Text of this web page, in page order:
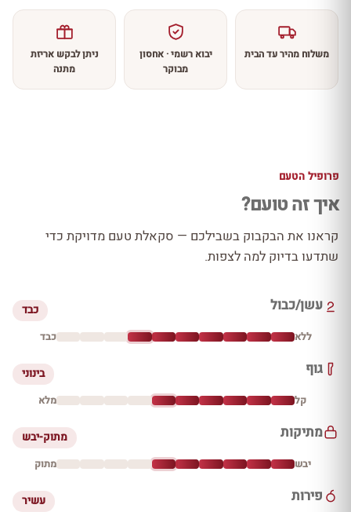
משלוח מהיר עד הבית
יבוא רשמי · אחסון
מבוקר
ניתן לבקש אריזת
מתנה
פרופיל הטעם
איך זה טועם?
קראנו את הבקבוק בשבילכם — סקאלת טעם מדויקת כדי
שתדעו בדיוק למה לצפות.
עשן/כבול כבד
ללא כבד
גוף בינוני
קל מלא
מתיקות מתוק-יבש
יבש מתוק
פירות עשיר